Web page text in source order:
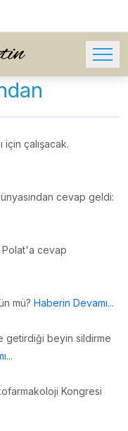
için çalışacak.
cevap geldi:
Polat'a cevap
mü? Haberin Devamı...
getirdiği beyin sildirme
Kongresi